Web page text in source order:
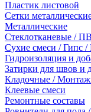
Пластик листовой
Сетки
Металлические
Стеклотканевые /
Сухие смеси / Гипс /
Гидроизоляция и
Затирки для швов и
Кладочные /
Клеевые смеси
Ремонтные составы